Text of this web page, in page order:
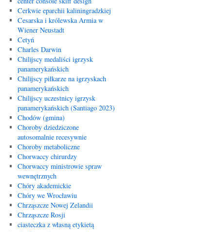
Cerkwie eparchii kaliningradzkiej
Cesarska i królewska Armia w
Wiener Neustadt
Cetyń
Charles Darwin
Chilijscy medaliści igrzysk
panamerykańskich
Chilijscy piłkarze na igrzyskach
panamerykańskich
Chilijscy uczestnicy igrzysk
panamerykańskich (Santiago 2023)
Chodów (gmina)
Choroby dziedziczone
autosomalnie recesywnie
Choroby metaboliczne
Chorwaccy chirurdzy
Chorwaccy ministrowie spraw
wewnętrznych
Chóry akademickie
Chóry we Wrocławiu
Chrząszcze Nowej Zelandii
Chrząszcze Rosji
ciasteczka z własną etykietą